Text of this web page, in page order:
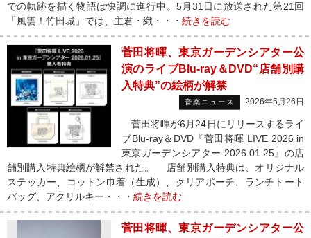
での軌跡を描く物語は快調に進行中。5月31日に放送された第21回
「風雲！竹田城」では、主君・織・・・ 続きを読む
菅田将暉、東京ガーデンシアター公
演のライブBlu-ray＆DVD“店舗別購
入特典”の絵柄が解禁
音楽ニュース 2026年5月26日
菅田将暉が6月24日にリリースするライ
ブBlu-ray＆DVD『菅田将暉 LIVE 2026 in
東京ガーデンシアター 2026.01.25』の店
舗別購入特典絵柄が解禁された。 店舗別購入特典は、オリジナル
ステッカー、コットン巾着（生成）、クリアポーチ、ランチトート
バッグ、アクリルキー・・・ 続きを読む
菅田将暉、東京ガーデンシアター公